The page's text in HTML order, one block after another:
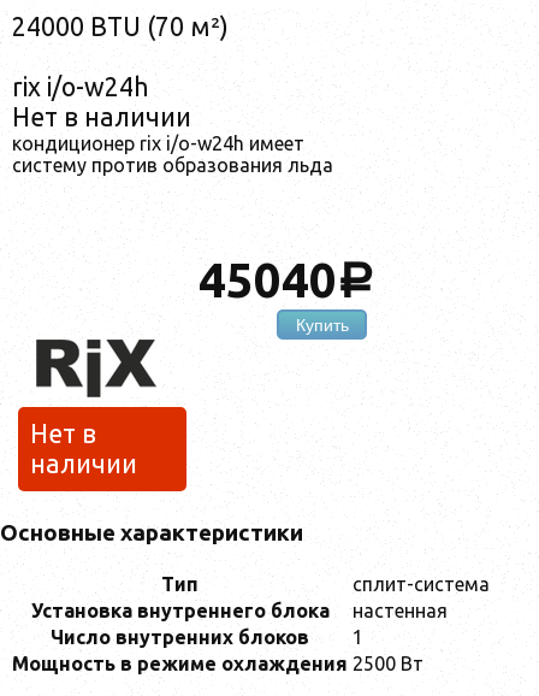
24000 BTU (70 м²)
rix i/o-w24h
Нет в наличии
кондиционер rix i/o-w24h имеет
систему против образования льда
45040a
Купить
Нет в
наличии
Основные характеристики
Тип
сплит-система
Установка внутреннего блока
настенная
Число внутренних блоков
1
Мощность в режиме охлаждения 2500 Вт